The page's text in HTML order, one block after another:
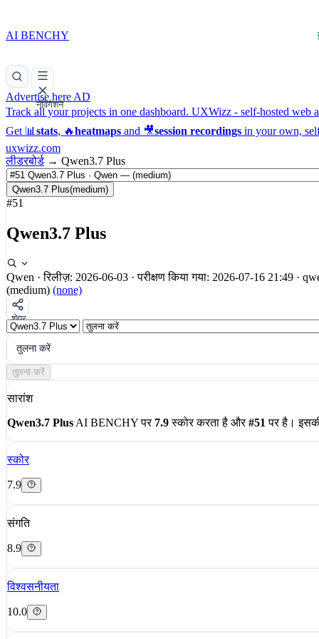
AI BENCHY
नेविगेशन
Advertise here AD
Track all your projects in one dashboard. UXWizz - self-hosted web
Get 📊 stats, 🔥heatmaps and 🎥session recordings in your own,
uxwizz.com
लीडरबोर्ड → Qwen3.7 Plus
Qwen3.7 Plus(medium)
#51
Qwen3.7 Plus
Qwen · रिलीज़: 2026-06-03 · परीक्षण किया गया: 2026-07-16 21:49 ·
(medium) (none)
शेयर
तुलना करें
तुलना करें
सारांश
Qwen3.7 Plus AI BENCHY पर 7.9स्कोर करता है और#51 पर है।
स्कोर
7.9
संगति
8.9
विश्वसनीयता
10.0